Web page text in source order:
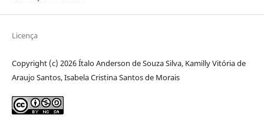
Licença
Copyright (c) 2026 Ítalo Anderson de Souza Silva, Kamilly Vitória de
Araujo Santos, Isabela Cristina Santos de Morais